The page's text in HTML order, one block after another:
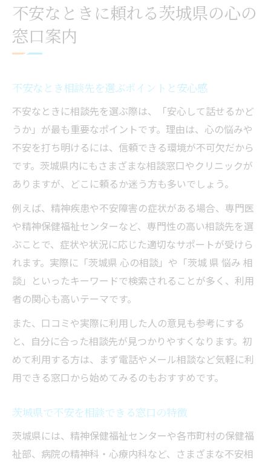
不安な日に役立つ心のサポート体験談
茨城県で不安を和らげるサポートの見つけ
落ち込んだ気持ちに寄り添う相談の利用例
不安なときの相談活用と安心の工夫
茨城県で不安を感じた時の相談方法とは
不安なときの茨城県相談方法まとめ
匿名で相談できる不安解消の選択肢
不安を感じた瞬間の相談窓口利用法
相談予約時に気を付けたい不安の伝え方
SNSやLINEで不安を相談するメリット
困ったときに心を癒すリフレッシュの工夫
不安な心を癒す茨城県のリフレッシュ方法
不安解消に役立つ無料スポットの選び方
気分転換で不安を軽減する過ごし方
自然と触れ合い不安を和らげる工夫
報
不安なときに使える無料相談の特徴
茨城県の不安対策支援サービス一覧
不安なときに頼れる茨城県の心の
窓口案内
不安なとき相談先を選ぶポイントと安心感
不安なときに相談先を選ぶ際は、「安心して話せるかど
うか」が最も重要なポイントです。理由は、心の悩みや
不安を打ち明けるには、信頼できる環境が不可欠だから
です。茨城県内にもさまざまな相談窓口やクリニックが
ありますが、どこに頼るか迷う方も多いでしょう。
例えば、精神疾患や不安障害の症状がある場合、専門医
や精神保健福祉センターなど、専門性の高い相談先を選
ぶことで、症状や状況に応じた適切なサポートが受けら
れます。実際に「茨城県 心の相談」や「茨城 県 悩み 相
談」といったキーワードで検索されることが多く、利用
者の関心も高いテーマです。
また、口コミや実際に利用した人の意見も参考にする
と、自分に合った相談先が見つかりやすくなります。初
めて利用する方は、まず電話やメール相談など気軽に利
用できる窓口から始めてみるのもおすすめです。
茨城県で不安を相談できる窓口の特徴
茨城県には、精神保健福祉センターや各市町村の保健福
祉部、病院の精神科・心療内科など、さまざまな不安相